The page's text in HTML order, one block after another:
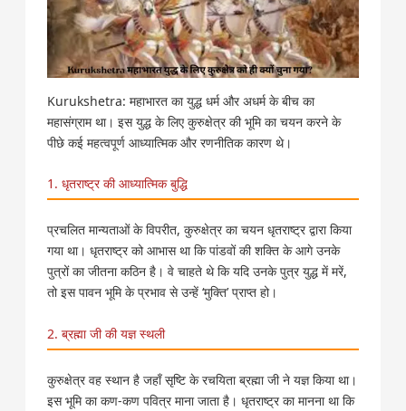
Kurukshetra: महाभारत का युद्ध धर्म और अधर्म के बीच का
महासंग्राम था। इस युद्ध के लिए कुरुक्षेत्र की भूमि का चयन करने के
पीछे कई महत्वपूर्ण आध्यात्मिक और रणनीतिक कारण थे।
1. धृतराष्ट्र की आध्यात्मिक बुद्धि
प्रचलित मान्यताओं के विपरीत, कुरुक्षेत्र का चयन धृतराष्ट्र द्वारा किया
गया था। धृतराष्ट्र को आभास था कि पांडवों की शक्ति के आगे उनके
पुत्रों का जीतना कठिन है। वे चाहते थे कि यदि उनके पुत्र युद्ध में मरें,
तो इस पावन भूमि के प्रभाव से उन्हें ‘मुक्ति’ प्राप्त हो।
2. ब्रह्मा जी की यज्ञ स्थली
कुरुक्षेत्र वह स्थान है जहाँ सृष्टि के रचयिता ब्रह्मा जी ने यज्ञ किया था।
इस भूमि का कण-कण पवित्र माना जाता है। धृतराष्ट्र का मानना था कि